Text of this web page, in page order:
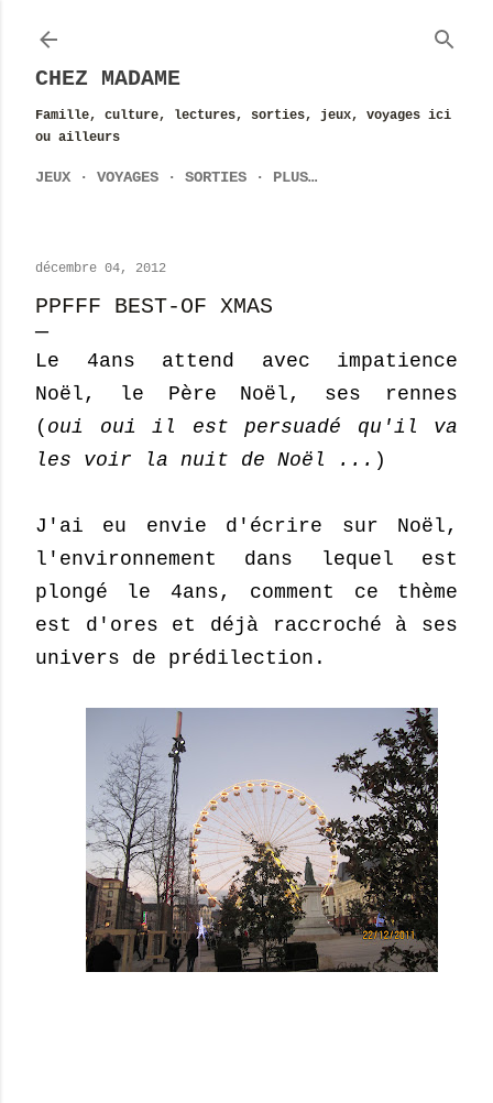
CHEZ MADAME
Famille, culture, lectures, sorties, jeux, voyages ici
ou ailleurs
JEUX VOYAGES SORTIES PLUS…
décembre 04, 2012
PPFFF BEST-OF XMAS
Le 4ans attend avec impatience
Noël, le Père Noël, ses rennes
( oui oui il est persuadé qu'il va
les voir la nuit de Noël ... )
J'ai eu envie d'écrire sur Noël,
l'environnement dans lequel est
plongé le 4ans, comment ce thème
est d'ores et déjà raccroché à ses
univers de prédilection.